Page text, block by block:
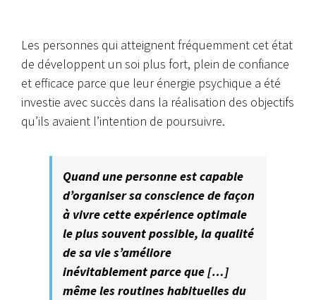
Les personnes qui atteignent fréquemment cet état
de développent un soi plus fort, plein de confiance
et efficace parce que leur énergie psychique a été
investie avec succès dans la réalisation des objectifs
qu’ils avaient l’intention de poursuivre.
Quand une personne est capable
d’organiser sa conscience de façon
à vivre cette expérience optimale
le plus souvent possible, la qualité
de sa vie s’améliore
inévitablement parce que […]
même les routines habituelles du